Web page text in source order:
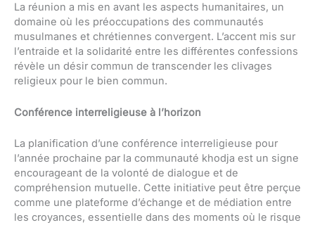
La réunion a mis en avant les aspects humanitaires, un
domaine où les préoccupations des communautés
musulmanes et chrétiennes convergent. L’accent mis sur
l’entraide et la solidarité entre les différentes confessions
révèle un désir commun de transcender les clivages
religieux pour le bien commun.
Conférence interreligieuse à l’horizon
La planification d’une conférence interreligieuse pour
l’année prochaine par la communauté khodja est un signe
encourageant de la volonté de dialogue et de
compréhension mutuelle. Cette initiative peut être perçue
comme une plateforme d’échange et de médiation entre
les croyances, essentielle dans des moments où le risque